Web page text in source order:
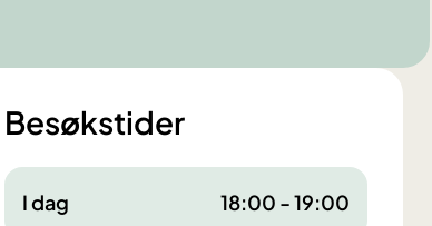
Besøkstider
I dag 18:00 - 19:00